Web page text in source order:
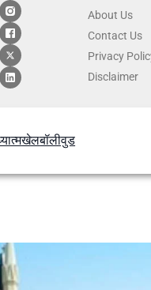
About Us
Contact Us
Privacy
Disclaimer
खेलबॉलीवुड